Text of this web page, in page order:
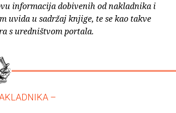
informacija dobivenih od nakladnika i
uvida u sadržaj knjige, te se kao takve
s uredništvom portala.
–